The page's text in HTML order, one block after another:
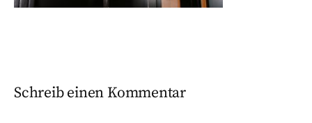
Schreib einen Kommentar